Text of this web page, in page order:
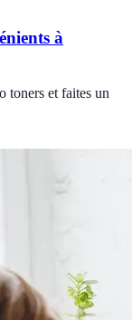
à
toners et faites un